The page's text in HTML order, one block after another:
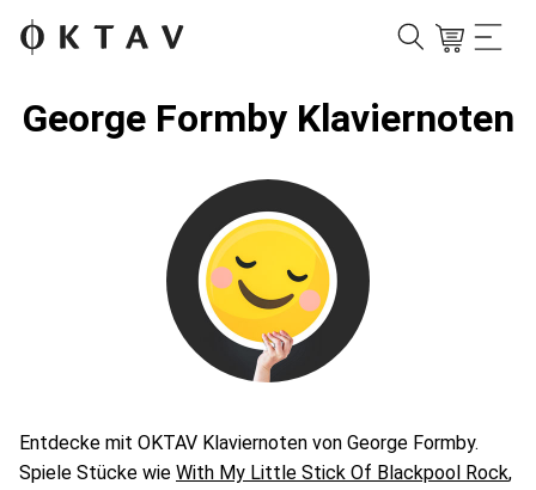
George Formby Klaviernoten
Entdecke mit OKTAV Klaviernoten von George Formby.
Spiele Stücke wie With My Little Stick Of Blackpool Rock,